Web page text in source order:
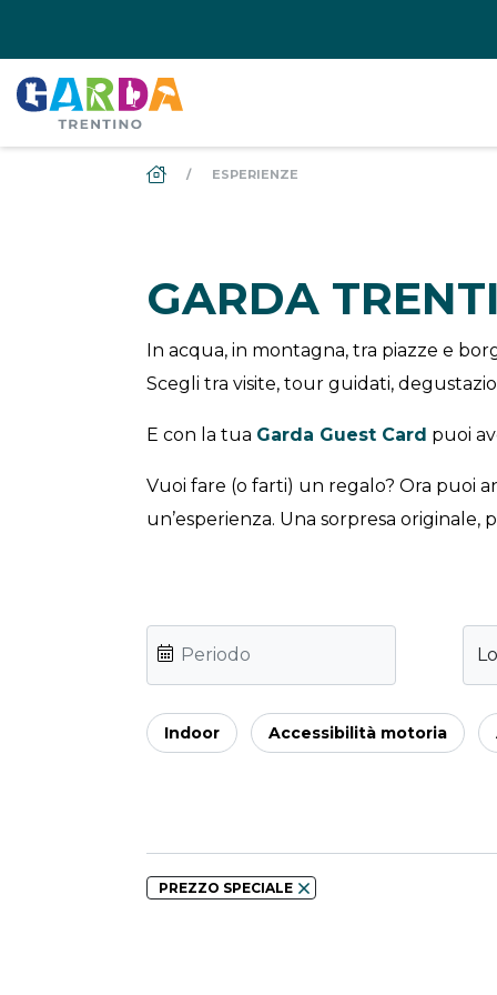
DS_BREADCRUMB.HOME
ESPERIENZE
GARDA
In acqua, in montagna, tra piazze e
Scegli tra visite, tour guidati,
E con la tua Garda Guest Card puoi
Vuoi fare (o farti) un regalo? Ora puoi
un’esperienza. Una sorpresa
Indoor Accessibilità motoria
PREZZO SPECIALE